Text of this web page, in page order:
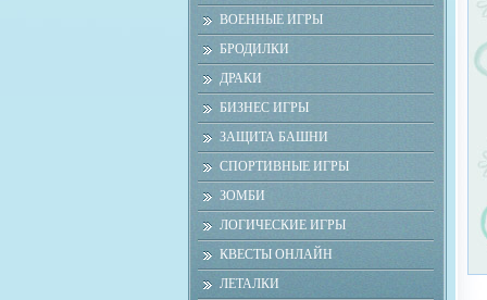
ВОЕННЫЕ ИГРЫ
БРОДИЛКИ
ДРАКИ
БИЗНЕС ИГРЫ
ЗАЩИТА БАШНИ
СПОРТИВНЫЕ ИГРЫ
ЗОМБИ
ЛОГИЧЕСКИЕ ИГРЫ
КВЕСТЫ ОНЛАЙН
ЛЕТАЛКИ